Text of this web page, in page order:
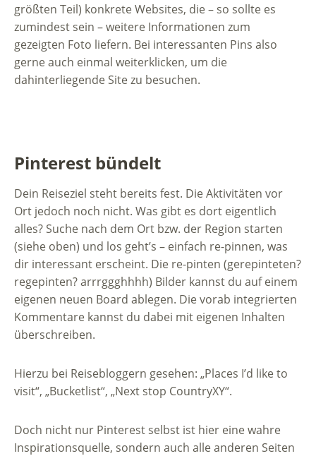
größten Teil) konkrete Websites, die – so sollte es
zumindest sein – weitere Informationen zum
gezeigten Foto liefern. Bei interessanten Pins also
gerne auch einmal weiterklicken, um die
dahinterliegende Site zu besuchen.
Pinterest bündelt
Dein Reiseziel steht bereits fest. Die Aktivitäten vor
Ort jedoch noch nicht. Was gibt es dort eigentlich
alles? Suche nach dem Ort bzw. der Region starten
(siehe oben) und los geht’s – einfach re-pinnen, was
dir interessant erscheint. Die re-pinten (gerepinteten?
regepinten? arrrggghhhh) Bilder kannst du auf einem
eigenen neuen Board ablegen. Die vorab integrierten
Kommentare kannst du dabei mit eigenen Inhalten
überschreiben.
Hierzu bei Reisebloggern gesehen: „Places I’d like to
visit“, „Bucketlist“, „Next stop CountryXY“.
Doch nicht nur Pinterest selbst ist hier eine wahre
Inspirationsquelle, sondern auch alle anderen Seiten